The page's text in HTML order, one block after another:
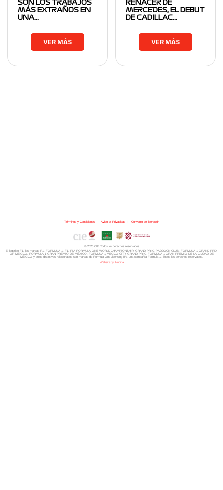
SON LOS TRABAJOS
MÁS EXTRAÑOS EN
UNA…
VER MÁS
RENACER DE
MERCEDES, EL DEBUT
DE CADILLAC…
VER MÁS
Términos y Condiciones| Aviso de Privacidad| Convenio de liberación
© 2026 CIE Todos los derechos reservados
El logotipo F1, las marcas F1, FORMULA 1, F1, FIA FORMULA ONE WORLD CHAMPIONSHIP, GRAND PRIX, PADDOCK CLUB,
FORMULA 1 GRAND PRIX
OF MEXICO, FORMULA 1 GRAN PREMIO DE MÉXICO, FORMULA 1 MEXICO CITY GRAND PRIX, FORMULA 1 GRAN PREMIO DE LA CIUDAD DE
MÉXICO y otros distintivosrelacionados son marcas de Formula One Licensing BV, una compañía Formula 1. Todos los derechos reservados.
Website by Alucina